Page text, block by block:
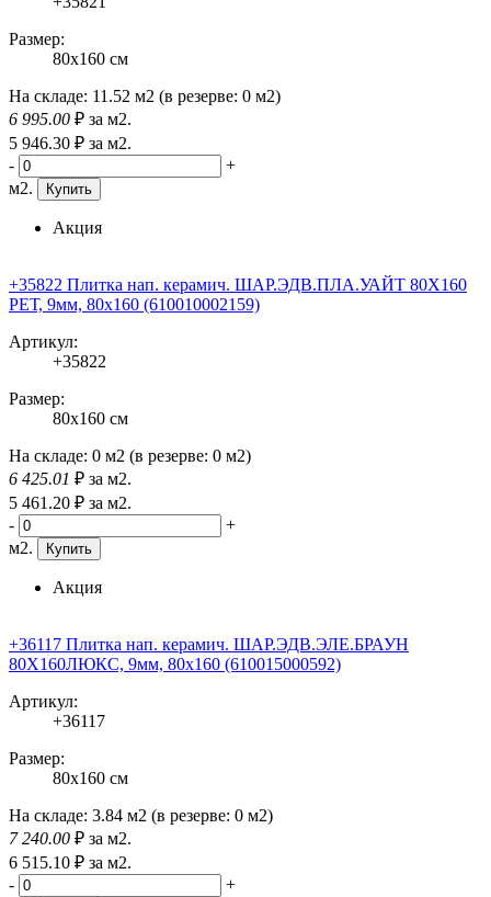
Размер:
80x160 см
На складе: 11.52 м2 (в резерве: 0 м2)
6 995.00 ₽ за м2.
5 946.30 ₽ за м2.
-
+
м2.
Купить
Акция
+35822 Плитка нап. керамич. ШАР.ЭДВ.ПЛА.УАЙТ 80X160
РЕТ, 9мм, 80x160 (610010002159)
Артикул:
+35822
Размер:
80x160 см
На складе: 0 м2 (в резерве: 0 м2)
6 425.01 ₽ за м2.
5 461 .20 ₽ за м2.
-
+
м2.
Купить
Акция
+36117 Плитка нап. керамич. ШАР.ЭДВ.ЭЛЕ.БРАУН
80X160ЛЮКС, 9мм, 80x160 (610015000592)
Артикул:
+36117
Размер:
80x160 см
На складе: 3.84 м2 (в резерве: 0 м2)
7 240.00 ₽ за м2.
6 515.10 ₽ за м2.
-
+